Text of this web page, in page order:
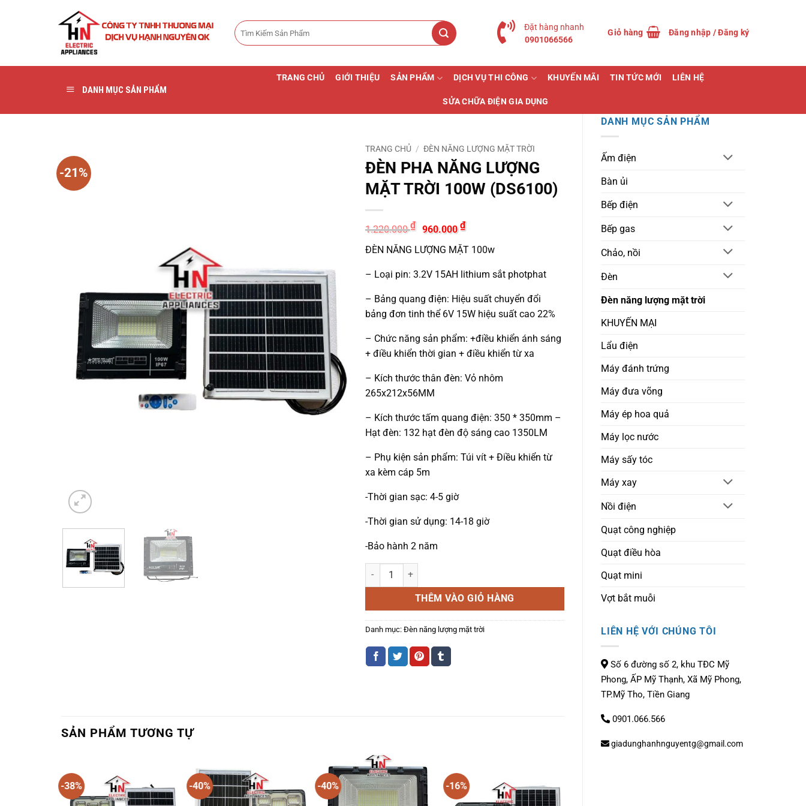
Tìm
kiếm:
Đặt hàng nhanh
0901066566
Giỏ hàng Đăng nhập / Đăng ký
DANH MỤC SẢN PHẨM
TRANG CHỦ GIỚI THIỆU SẢN PHẨM DỊCH VỤ THI CÔNG KHUYẾN MÃI TIN TỨC MỚI LIÊN HỆ
SỬA CHỮA ĐIỆN GIA DỤNG
DANH MỤC SẢN PHẨM
Ấm điện
Bàn ủi
Bếp điện
Bếp gas
Chảo, nồi
Đèn
Đèn năng lượng mặt trời
KHUYẾN MẠI
Lẩu điện
Máy đánh trứng
Máy đưa võng
Máy ép hoa quả
Máy lọc nước
Máy sấy tóc
Máy xay
Nồi điện
Quạt công nghiệp
Quạt điều hòa
Quạt mini
Vợt bắt muỗi
LIÊN HỆ VỚI CHÚNG TÔI
Số 6 đường số 2, khu TĐC Mỹ
Phong, ẤP Mỹ Thạnh, Xã Mỹ Phong,
TP.Mỹ Tho, Tiền Giang
0901.066.566
giadunghanhnguyentg@gmail.com
-21%
TRANG CHỦ / ĐÈN NĂNG LƯỢNG MẶT TRỜI
ĐÈN PHA NĂNG LƯỢNG
MẶT TRỜI 100W (DS6100)
1.220.000₫
Giá
gốc
là:
1.220.000 ₫.
960.000₫Giá
hiện
tại
là:
ĐÈN NĂNG LƯỢNG MẶT 100w
– Loại pin: 3.2V 15AH lithium sắt photphat
– Bảng quang điện: Hiệu suất chuyển đổi
bảng đơn tinh thể 6V 15W hiệu suất cao 22%
– Chức năng sản phẩm: +điều khiển ánh sáng
+ điều khiển thời gian + điều khiển từ xa
– Kích thước thân đèn: Vỏ nhôm
265x212x56MM
– Kích thước tấm quang điện: 350 * 350mm –
Hạt đèn: 132 hạt đèn độ sáng cao 1350LM
– Phụ kiện sản phẩm: Túi vít + Điều khiển từ
xa kèm cáp 5m
-Thời gian sạc: 4-5 giờ
-Thời gian sử dụng: 14-18 giờ
-Bảo hành 2 năm
ĐÈN PHA NĂNG LƯỢNG MẶT TRỜI 100W (DS6100) số lượng
THÊM VÀO GIỎ HÀNG
Danh mục: Đèn năng lượng mặt trời
SẢN PHẨM TƯƠNG TỰ
-38% -40% -40% -16%